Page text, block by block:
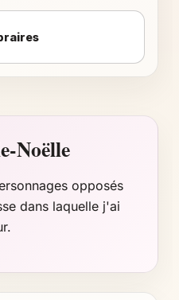
Noëlle
opposés
dans laquelle j'ai